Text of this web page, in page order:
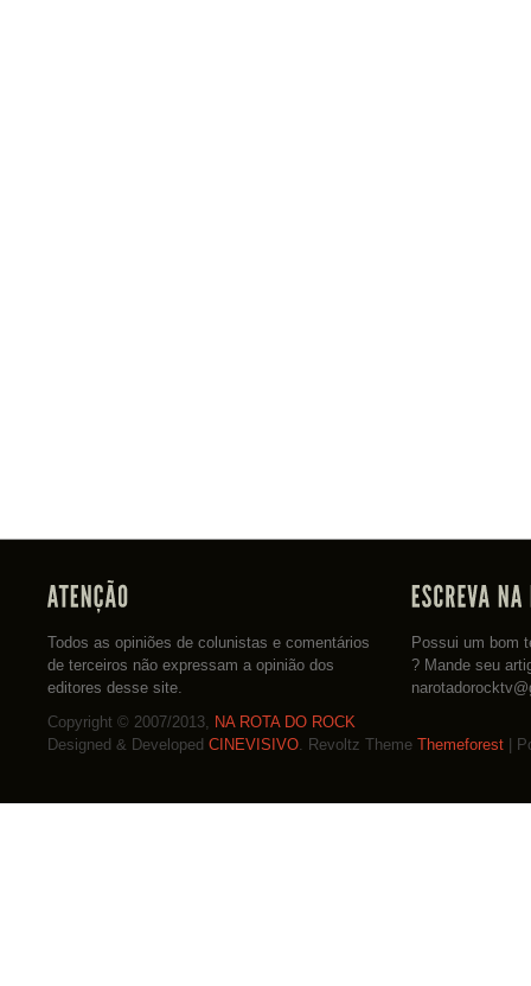
Todos as opiniões de colunistas e comentários
de terceiros não expressam a opinião dos
editores desse site.
Possui um bom
? Mande seu
Copyright © 2007/2013, NA ROTA DO ROCK
Designed & Developed CINEVISIVO. Revoltz Theme Themeforest |